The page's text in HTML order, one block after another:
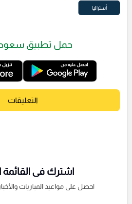
أستراليا
حمل تطبيق
التعليقات
اشترك فى القائمة
احصل على مواعيد المباريات